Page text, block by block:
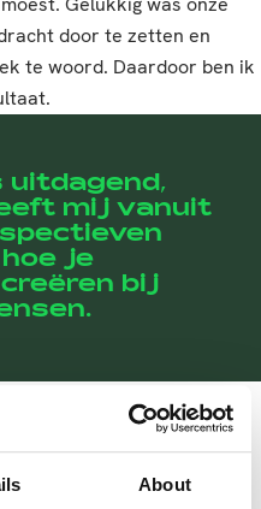
About
door te zetten en
te woord. Daardoor ben ik
uitdagend,
mij vanuit
je
bij
en heeft mij vanuit
kijken naar hoe je